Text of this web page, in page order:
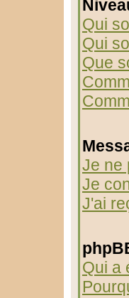
Qui
Qui
Que
Je ne
Je
J'ai
Qui a